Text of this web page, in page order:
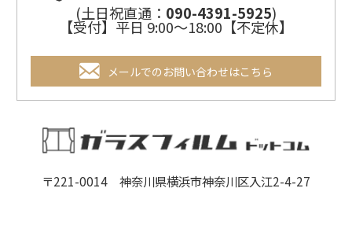
(土日祝直通： 090-4391-5925)
【受付】平日 9:00～18:00【不定休】
メールでのお問い合わせはこちら
〒221-0014 神奈川県横浜市神奈川区入江2-4-27